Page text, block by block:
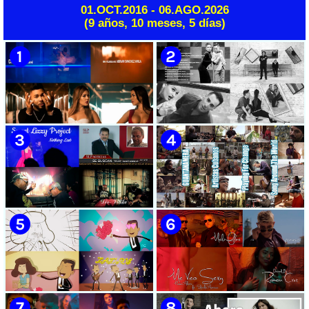
Instrumental | CUBA
🟢 Rumbatá | ¨Óleo de Mujer
Con Sombrero¨ | Autor: Silvio
Pérez | Bis Music | Videoclip |
Música Tradicional Bailable
Cubana | Rumba | Artistas
Cubanos | Canción | CUBA
🟢 Mercancías Callejeras y
Onda Fresk | ¨Nada te debo¨ |
Productor: Julio Alayon |
Videoclip | Música Cubana |
Artistas Cubanos | Canción |
CUBA
01.OCT.2016 - 06.AGO.2026
(9 años, 10 meses, 5 días)
🟡 Chacal - ¨No Volveré¨ -
Videoclip - Dirección: Adrián
Sánchez Ávila
🟡 Adrián Berazaín & Luna
Manzanares - ¨Ya es
después¨ - Videoclip -
Dirección: Lester Hamlet
🟡 Sweet Lizzy Project -
¨Nothing Lasts¨ - Videoclip -
Dirección: Víctor Vinuesa
🟡 75 Artistas Cubanos
¨Guantanamera¨ - Playing
For Change - Song Around